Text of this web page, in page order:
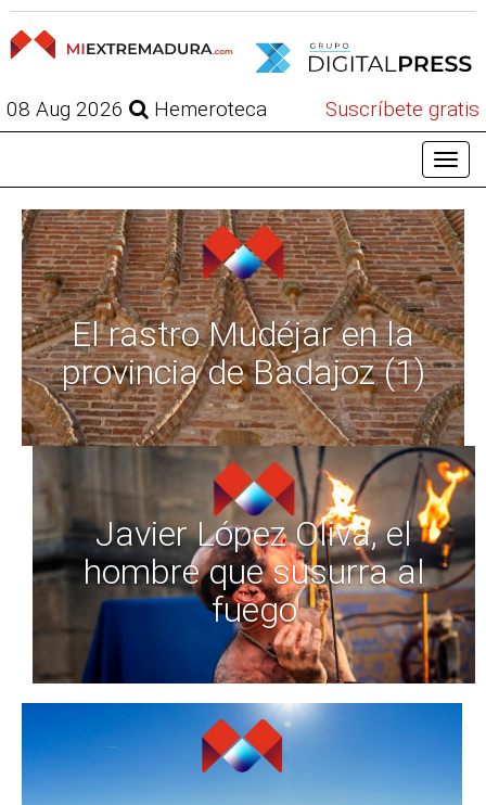
08 Aug 2026 Hemeroteca Suscríbete gratis
El rastro Mudéjar en la
provincia de Badajoz (1)
Javier López Oliva, el
hombre que susurra al
fuego